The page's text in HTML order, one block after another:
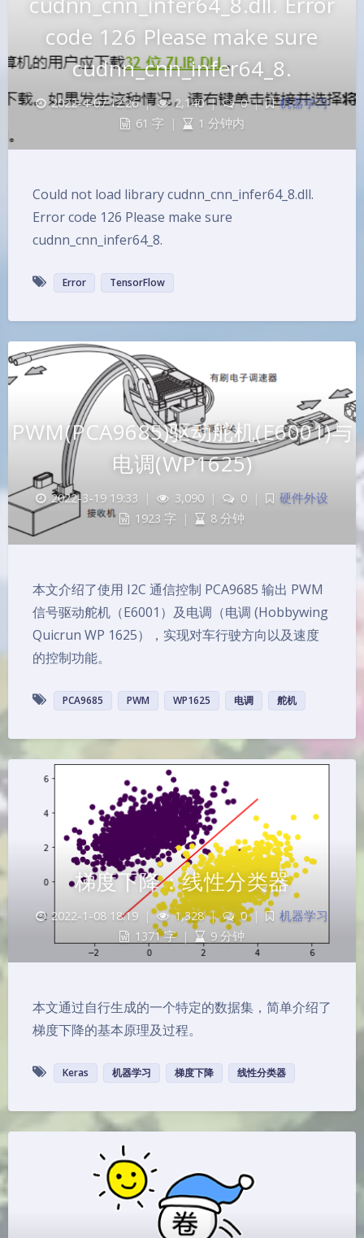
code 126 Please make sure
cudnn_cnn_infer64_8.
2022-4-07 12:26 | 2,140 | 0 |
机器学习
61 字
| 1 分钟内
Could not load library cudnn_cnn_infer64_8.dll.
Error code 126 Please make sure
cudnn_cnn_infer64_8.
Error TensorFlow
PWM(PCA9685)驱动舵机(E6001)与
电调(WP1625)
2022-3-19 19:33 | 3,090 | 0 |
硬件外设
1923 字
| 8 分钟
本文介绍了使用 I2C 通信控制 PCA9685 输出 PWM
信号驱动舵机（E6001）及电调（电调 (Hobbywing
Quicrun WP 1625），实现对车行驶方向以及速度
的控制功能。
PCA9685 PWM WP1625 电调 舵机
梯度下降：线性分类器
2022-1-08 18:19 | 1,328 | 0 |
机器学习
1371 字 | 9 分钟
本文通过自行生成的一个特定的数据集，简单介绍了
梯度下降的基本原理及过程。
Keras 机器学习 梯度下降 线性分类器